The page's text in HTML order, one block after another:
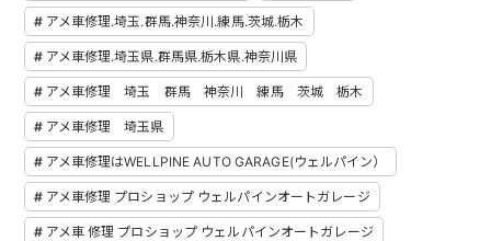
アメ車修理.埼玉.群馬.神奈川.練馬.茨城.栃木
アメ車修理.埼玉県.群馬県.栃木県.神奈川県
アメ車修理 埼玉 群馬 神奈川 練馬 茨城 栃木
アメ車修理 埼玉県
アメ車修理はWELLPINE AUTO GARAGE(ウェルパイン）
アメ車修理 プロショップ ウェルパインオートガレージ
アメ車 修理 プロショップ ウェルパインオートガレージ